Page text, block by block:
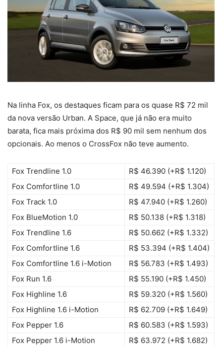
Na linha Fox, os destaques ficam para os quase R$ 72 mil
da nova versão Urban. A Space, que já não era muito
barata, fica mais próxima dos R$ 90 mil sem nenhum dos
opcionais. Ao menos o CrossFox não teve aumento.
Fox Trendline 1.0
R$ 46.390 (+R$ 1.120)
Fox Comfortline 1.0
R$ 49.594 (+R$ 1.304)
Fox Track 1.0
R$ 47.940 (+R$ 1.260)
Fox BlueMotion 1.0
R$ 50.138 (+R$ 1.318)
Fox Trendline 1.6
R$ 50.662 (+R$ 1.332)
Fox Comfortline 1.6
R$ 53.394 (+R$ 1.404)
Fox Comfortline 1.6 i-Motion
R$ 56.783 (+R$ 1.493)
Fox Run 1.6
R$ 55.190 (+R$ 1.450)
Fox Highline 1.6
R$ 59.320 (+R$ 1.560)
Fox Highline 1.6 i-Motion
R$ 62.709 (+R$ 1.649)
Fox Pepper 1.6
R$ 60.583 (+R$ 1.593)
Fox Pepper 1.6 i-Motion
R$ 63.972 (+R$ 1.682)